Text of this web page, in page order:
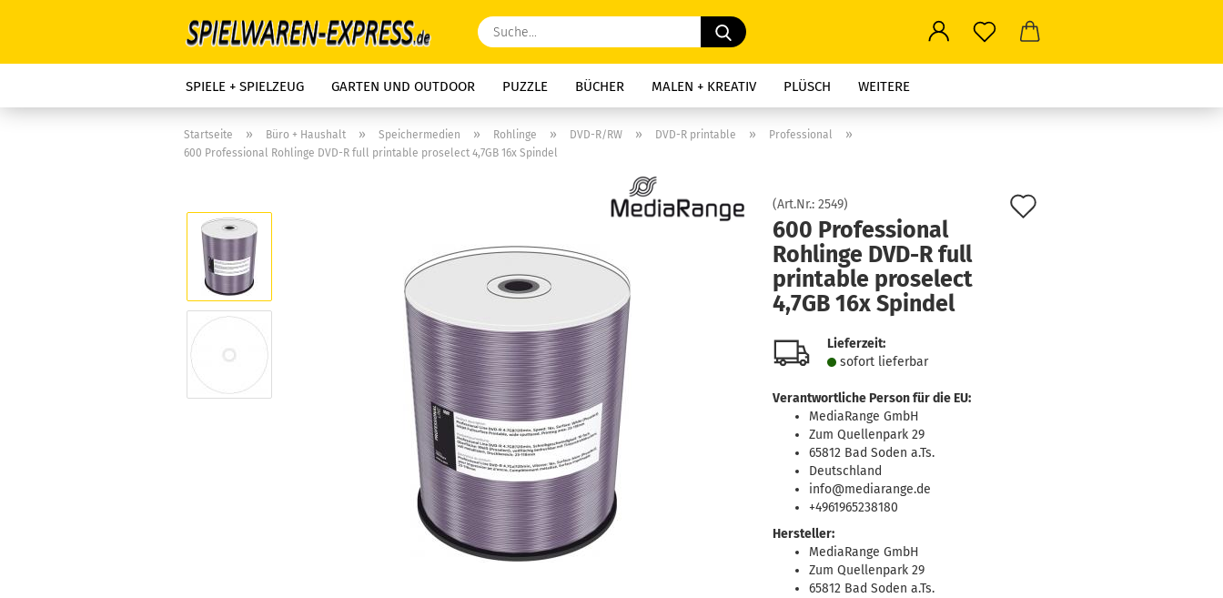
Suche...
SPIELE + SPIELZEUG GARTEN UND OUTDOOR PUZZLE BÜCHER MALEN + KREATIV PLÜSCH WEITERE
Startseite » Büro + Haushalt » Speichermedien » Rohlinge » DVD-R/RW » DVD-R printable » Professional »
600 Professional Rohlinge DVD-R full printable proselect 4,7GB 16x Spindel
(Art.Nr.: 2549)
600 Professional
Rohlinge DVD-R full
printable proselect
4,7GB 16x Spindel
Lieferzeit:
sofort lie­fer­bar
Verantwortliche Person für die EU:
MediaRange GmbH
Zum Quellenpark 29
65812 Bad Soden a.Ts.
Deutschland
info@mediarange.de
+4961965238180
Hersteller:
MediaRange GmbH
Zum Quellenpark 29
65812 Bad Soden a.Ts.